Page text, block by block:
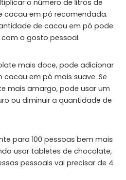
o número de litros de
cacau em pó recomendada.
de cacau em pó pode
o gosto pessoal.
mais doce, pode adicionar
em pó mais suave. Se
mais amargo, pode usar um
ou diminuir a quantidade de
para 100 pessoas bem mais
usar tabletes de chocolate,
pessoais vai precisar de 4